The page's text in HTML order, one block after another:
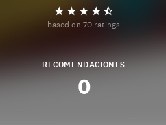
based on 70 ratings
RECOMENDACIONES
0